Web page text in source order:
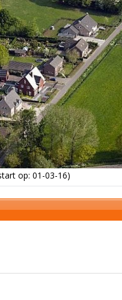
op: 01-03-16)